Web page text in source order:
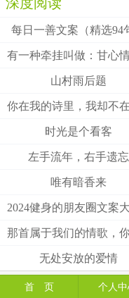
每日一善文案（精选94
山村雨后题
时光是个看客
左手流年，右手遗忘
唯有暗香来
无处安放的爱情
首 页 个人中